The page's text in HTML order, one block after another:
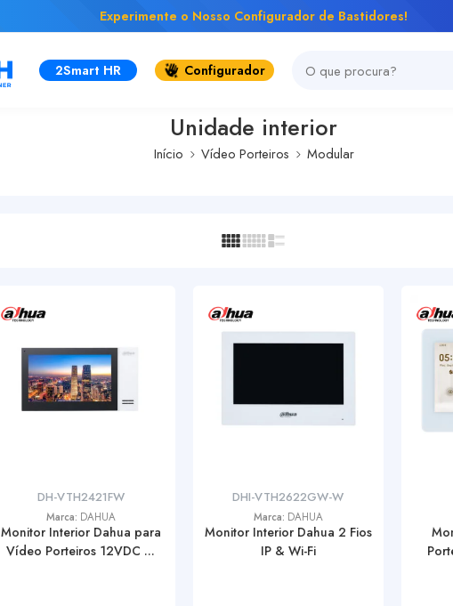
Experimente o Nosso Configurador de Bastidores!
2Smart HR Configurador
Unidade interior
Início Vídeo Porteiros Modular
DH-VTH2421FW
Marca: DAHUA
Monitor Interior Dahua para
Vídeo Porteiros 12VDC ...
DHI-VTH2622GW-W
Marca: DAHUA
Monitor Interior Dahua 2 Fios
IP & Wi-Fi